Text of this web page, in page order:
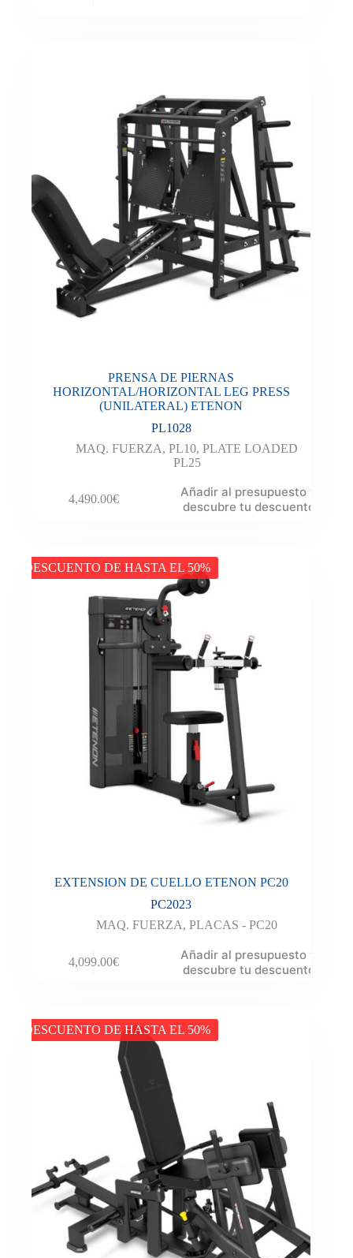
PRENSA DE PIERNAS
HORIZONTAL/HORIZONTAL LEG PRESS
(UNILATERAL) ETENON
PL1028
MAQ. FUERZA,PL10,PLATE LOADED
PL25
4,490.00€
Añadir al presupuesto y
descubre tu descuento
DESCUENTO DE HASTA EL 50%
EXTENSION DE CUELLO ETENON PC20
PC2023
MAQ. FUERZA,PLACAS - PC20
4,099.00€
Añadir al presupuesto y
descubre tu descuento
DESCUENTO DE HASTA EL 50%